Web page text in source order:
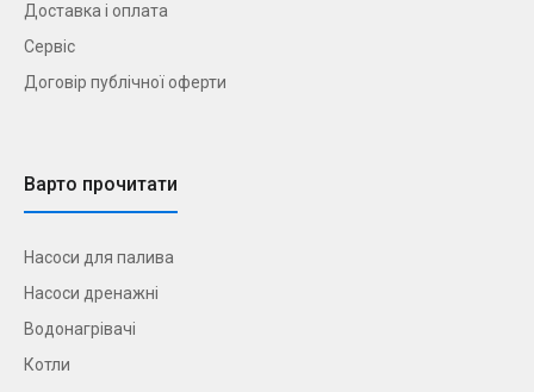
Доставка і оплата
Сервіс
Договір публічної оферти
Варто прочитати
Насоси для палива
Насоси дренажні
Водонагрівачі
Котли